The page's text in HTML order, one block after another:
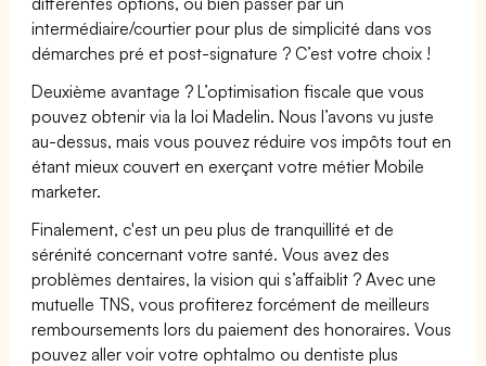
intermédiaire/courtier pour plus de simplicité dans vos
démarches pré et post-signature ? C’est votre choix !
Deuxième avantage ? L’optimisation fiscale que vous
pouvez obtenir via la loi Madelin. Nous l’avons vu juste
au-dessus, mais vous pouvez réduire vos impôts tout en
étant mieux couvert en exerçant votre métier Mobile
marketer.
Finalement, c'est un peu plus de tranquillité et de
sérénité concernant votre santé. Vous avez des
problèmes dentaires, la vision qui s’affaiblit ? Avec une
mutuelle TNS, vous profiterez forcément de meilleurs
remboursements lors du paiement des honoraires. Vous
pouvez aller voir votre ophtalmo ou dentiste plus